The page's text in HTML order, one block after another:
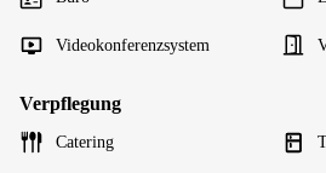
Videokonferenzsystem
Verpflegung
Catering